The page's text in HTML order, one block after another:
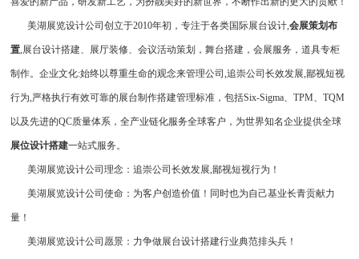
美湖展览设计公司创立于2010年初，专注于各类国际展台设计,会展策划布
置,展台设计搭建、展厅装修、会议活动策划，舞台搭建，会展服务，道具专柜
制作。企业文化:始终以尊重生命的观念来管理公司,追崇公司长效发展,鄙视短视
行为,严格执行有效可靠的展台制作搭建管理标准，包括Six-Sigma、TPM、TQM
以及先进的QC质量体系，全产业链化服务全球客户，为世界知名企业提供全球
展位设计搭建一站式服务。
美湖展览设计公司理念：追崇公司长效发展,鄙视短视行为！
美湖展览设计公司使命：为客户创造价值！同时也为自己基业长青贡献力
量！
美湖展览设计公司愿景：力争做展台设计搭建行业典范排头兵！